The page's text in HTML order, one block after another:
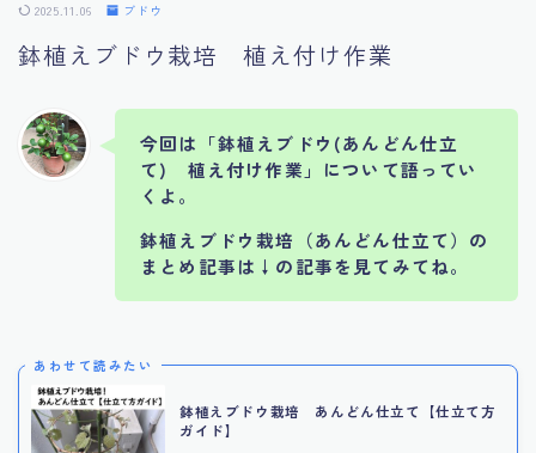
2025.11.06 ブドウ
鉢植えブドウ栽培 植え付け作業
今回は「鉢植えブドウ(あんどん仕立
て) 植え付け作業」について語ってい
くよ。
鉢植えブドウ栽培（あんどん仕立て）の
まとめ記事は ↓の記事を見てみてね。
あわせて読みたい
鉢植えブドウ栽培 あんどん仕立て【仕立て方
ガイド】